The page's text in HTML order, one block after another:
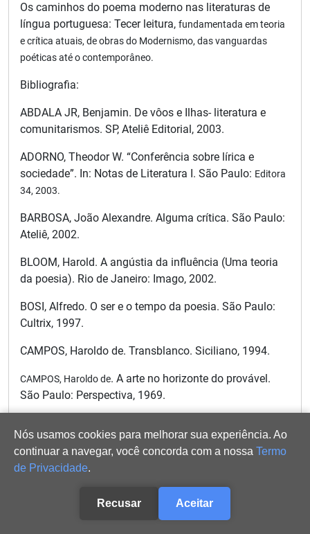
Os caminhos do poema moderno nas literaturas de
língua portuguesa: Tecer leitura, fundamentada em teoria
e crítica atuais, de obras do Modernismo, das vanguardas
poéticas até ocontemporâneo.
Bibliografia:
ABDALA JR, Benjamin. De vôos e Ilhas- literatura e
comunitarismos. SP, Ateliê Editorial, 2003.
ADORNO, Theodor W. “Conferência sobre lírica e
sociedade”. In: Notas de Literatura I. São Paulo: Editora
34, 2003.
BARBOSA, João Alexandre. Alguma crítica. São Paulo:
Ateliê, 2002.
BLOOM, Harold. A angústia da influência (Uma teoria
da poesia). Rio de Janeiro: Imago, 2002.
BOSI, Alfredo. O ser e o tempo da poesia. São Paulo:
Cultrix, 1997.
CAMPOS, Haroldo de. Transblanco. Siciliano, 1994.
CAMPOS, Haroldo de. A arte no horizonte do provável.
São Paulo: Perspectiva, 1969.
Décio. Teoria da poesia concreta. Cotia: Ateliê
Editorial,2006.
CARVALHO, Carlos Gomes de. A poesia em Mato
Grosso. Um percurso histórico de dois séculos.
Nós usamos cookies para melhorar sua experiência. Ao
continuar a navegar, você concorda com a nossa Termo
de Privacidade.
Recusar Aceitar